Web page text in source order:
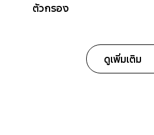
ตัวกรอง
ดูเพิ่มเติม